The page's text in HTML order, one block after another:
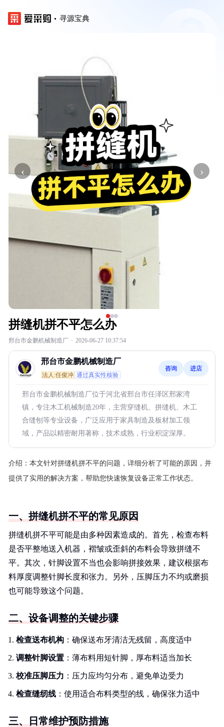
寻源宝典
‹ ›
拼缝机拼不平怎么办
邢台市金鹏机械制造厂 · 2026-06-27 10:37:54
邢台市金鹏机械制造厂
法人:任俊冲 通过真实性核验
咨询 进店
邢台市金鹏机械制造厂位于河北省邢台市任泽区邢家湾
镇，专注木工机械制造20年，主营穿缝机、拼缝机、木工
合缝刨等专业设备，广泛应用于家具制造及板材加工领
域，产品以精密耐用著称，技术成熟，行业积淀深厚。
介绍： 本文针对拼缝机拼不平的问题，详细分析了可能的原因，并
提供了实用的解决方案，帮助您快速恢复设备正常工作状态。
一、拼缝机拼不平的常见原因
拼缝机拼不平可能是由多种因素造成的。首先，检查布料
是否平整地送入机器，褶皱或歪斜的布料会导致拼缝不
平。其次，针脚设置不当也会影响拼接效果，建议根据布
料厚度调整针脚长度和张力。另外，压脚压力不均或磨损
也可能导致这个问题。
二、设备调整的关键步骤
检查送布机构 ：确保送布牙清洁无残留，高度适中
调整针脚设置 ：薄布料用短针脚，厚布料适当加长
校准压脚压力 ：压力应均匀分布，避免单边受力
检查缝纫线 ：使用适合布料类型的线，确保张力适中
三、日常维护预防措施